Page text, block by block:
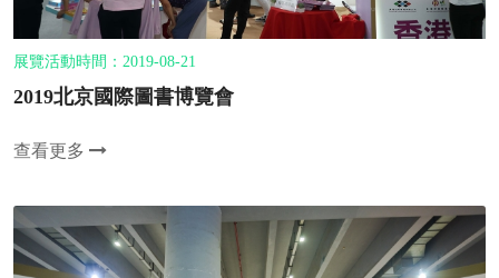
展覽活動時間：2019-08-21
2019北京國際圖書博覽會
查看更多